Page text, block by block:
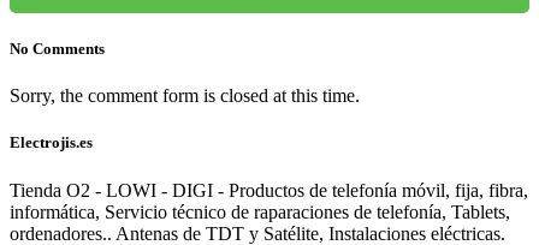
No Comments
Sorry, the comment form is closed at this time.
Electrojis.es
Tienda O2 - LOWI - DIGI - Productos de telefonía móvil, fija, fibra,
informática, Servicio técnico de raparaciones de telefonía, Tablets,
ordenadores.. Antenas de TDT y Satélite, Instalaciones eléctricas.